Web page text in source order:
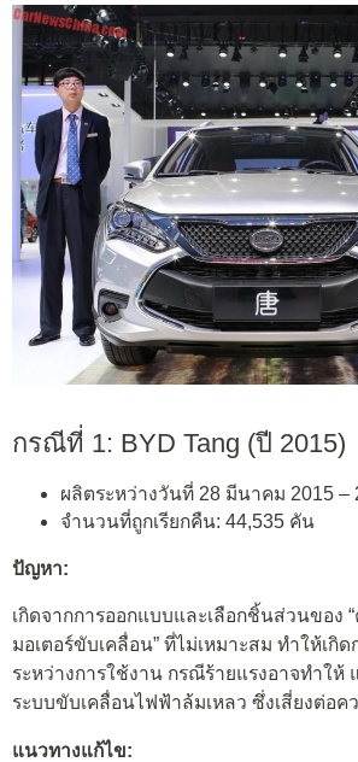
กรณีที่ 1: BYD Tang (ปี 2015)
ผลิตระหว่างวันที่ 28 มีนาคม 2015 –
จำนวนที่ถูกเรียกคืน: 44,535 คัน
ปัญหา:
เกิดจากการออกแบบและเลือกชิ้นส่วนของ
มอเตอร์ขับเคลื่อน” ที่ไม่เหมาะสม ทำให้เกิ
ระหว่างการใช้งาน กรณีร้ายแรงอาจทำให้
ระบบขับเคลื่อนไฟฟ้าล้มเหลว ซึ่งเสี่ยงต่อค
แนวทางแก้ไข: